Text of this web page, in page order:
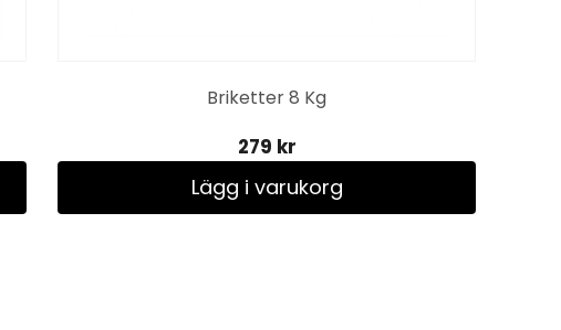
Briketter 8 Kg
279 kr
Lägg i varukorg